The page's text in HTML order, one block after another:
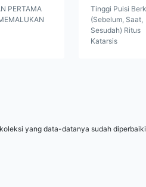
PERTAMA
Tinggi Puisi
(Sebelum, Saat,
Sesudah) Ritus
Katarsis
yang data-datanya sudah